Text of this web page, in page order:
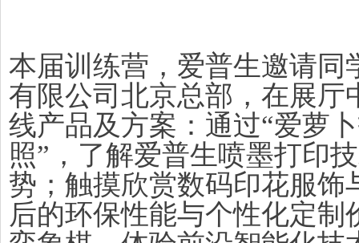
本届训练营，爱普生邀请同
有限公司北京总部，在展厅
线产品及方案：通过“爱萝
照”，了解爱普生喷墨打印
势；触摸欣赏数码印花服饰
后的环保性能与个性化定